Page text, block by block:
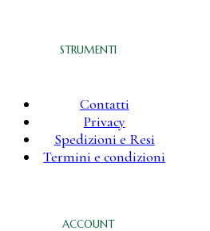
STRUMENTI
Contatti
Privacy
Spedizioni e Resi
Termini e condizioni
ACCOUNT